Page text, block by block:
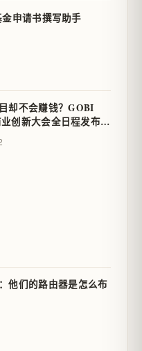
申请书撰写助手
却不会赚钱？GOBI
创新大会全日程发布，
他们的路由器是怎么布